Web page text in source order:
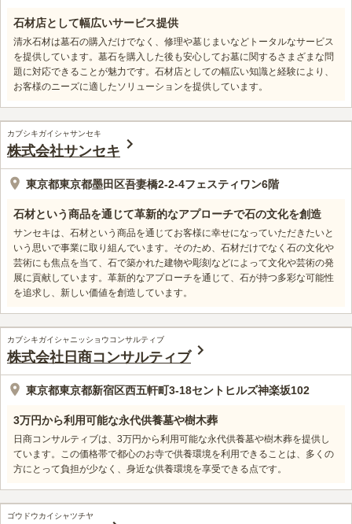
石材店として幅広いサービス提供
清水石材は墓石の購入だけでなく、修理や墓じまいなどトータルなサービス
を提供しています。墓石を購入した後も安心してお墓に関するさまざまな問
題に対応できることが魅力です。石材店としての幅広い知識と経験により、
お客様のニーズに適したソリューションを提供しています。
カブシキガイシャサンセキ
株式会社サンセキ
東京都東京都墨田区吾妻橋2-2-4フェスティワン6階
石材という商品を通じて革新的なアプローチで石の文化を創造
サンセキは、石材という商品を通じてお客様に幸せになっていただきたいと
いう思いで事業に取り組んでいます。そのため、石材だけでなく石の文化や
芸術にも焦点を当て、石で築かれた建物や彫刻などによって文化や芸術の発
展に貢献しています。革新的なアプローチを通じて、石が持つ多彩な可能性
を追求し、新しい価値を創造しています。
カブシキガイシャニッショウコンサルティブ
株式会社日商コンサルティブ
東京都東京都新宿区西五軒町3-18セントヒルズ神楽坂102
3万円から利用可能な永代供養墓や樹木葬
日商コンサルティブは、3万円から利用可能な永代供養墓や樹木葬を提供し
ています。この価格帯で都心のお寺で供養環境を利用できることは、多くの
方にとって負担が少なく、身近な供養環境を享受できる点です。
ゴウドウカイシャツチヤ